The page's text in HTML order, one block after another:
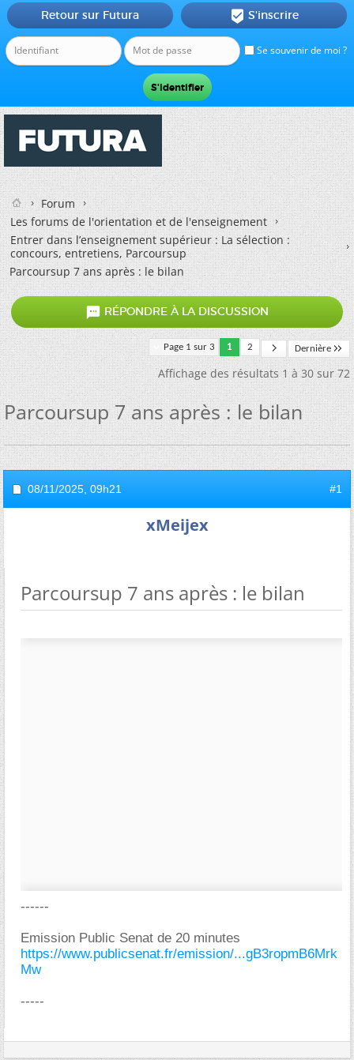
Se souvenir de moi ?
Retour sur Futura  S'inscrire
Forum
Les forums de l'orientation et de l'enseignement
Entrer dans l’enseignement supérieur : La sélection :
concours, entretiens, Parcoursup
Parcoursup 7 ans après : le bilan
 RÉPONDRE À LA DISCUSSION
Page 1 sur 3 1 2 Dernière
Affichage des résultats 1 à 30 sur 72
Parcoursup 7 ans après : le bilan
08/11/2025, 09h21 #1
xMeijex
Parcoursup 7 ans après : le bilan
------
Emission Public Senat de 20 minutes
https://www.publicsenat.fr/emission/...gB3ropmB6Mrk
Mw
-----